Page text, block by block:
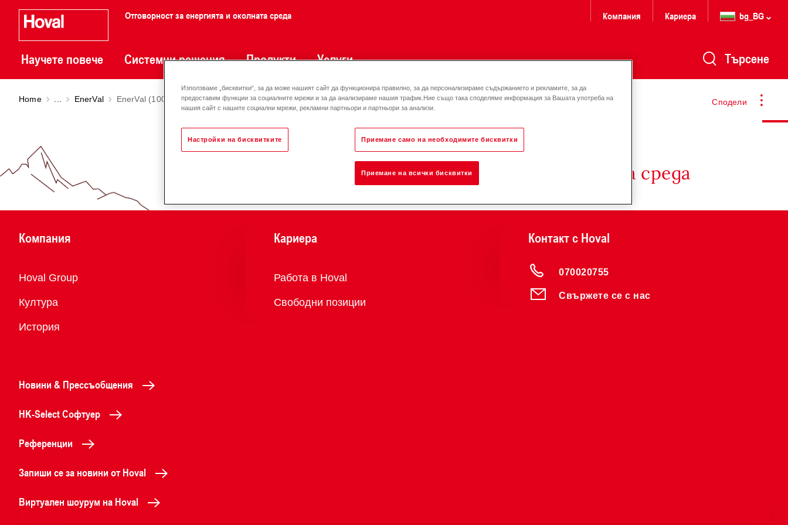
Отговорност за енергията и околната среда
Научете повече Системни решения Продукти Услуги
Компания Кариера bg_BG
Търсене
Сподели
Home EnerVal EnerVal (100-500)
Отговорност за енергията и околната среда
Компания
Преглед
Hoval Group
Култура
История
Кариера
Преглед
Работа в Hoval
Свободни позиции
Контакт с Hoval
070020755
Свържете се с нас
Новини & Прессъобщения
HK-Select Софтуер
Референции
Запиши се за новини от Hoval
Виртуален шоурум на Hoval
Използваме „бисквитки“, за да може нашият сайт да функционира правилно, за да персонализираме съдържанието и рекламите, за да
предоставим функции за социалните мрежи и за да анализираме нашия трафик.Ние също така споделяме информация за Вашата употреба на
нашия сайт с нашите социални мрежи, рекламни партньори и партньори за анализи.
Настройки на бисквитките Приемане само на необходимите бисквитки
Приемане на всички бисквитки